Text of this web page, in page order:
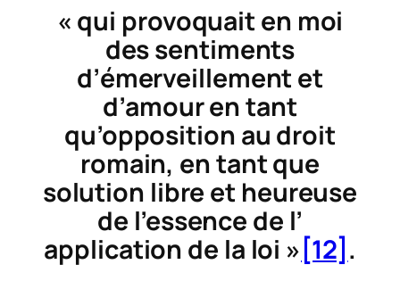
« qui provoquait en moi
des sentiments
d’émerveillement et
d’amour en tant
qu’opposition au droit
romain, en tant que
solution libre et heureuse
de l’essence de l’
application de la loi » [12] .